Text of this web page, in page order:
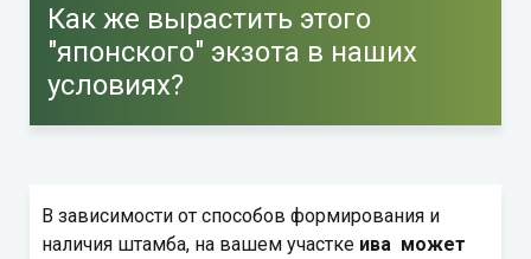
Как же вырастить этого
"японского" экзота в наших
условиях?
В зависимости от способов формирования и
наличия штамба, на вашем участке ива может